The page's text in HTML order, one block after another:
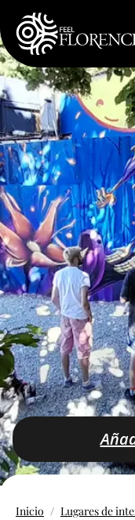
Pasar al contenido
Inicio Lugares de